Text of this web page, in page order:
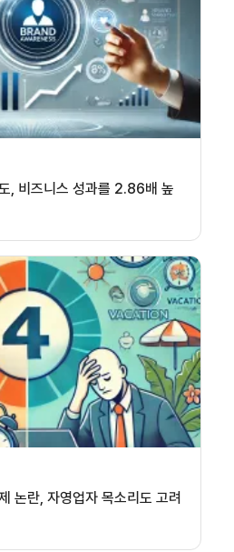
, 비즈니스 성과를 2.86배 높
논란, 자영업자 목소리도 고려